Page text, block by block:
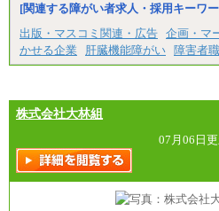
[関連する障がい者求人・採用キーワ
出版・マスコミ関連・広告 企画・マ
かせる企業
肝臓機能障がい 障害者
株式会社大林組
07月06日